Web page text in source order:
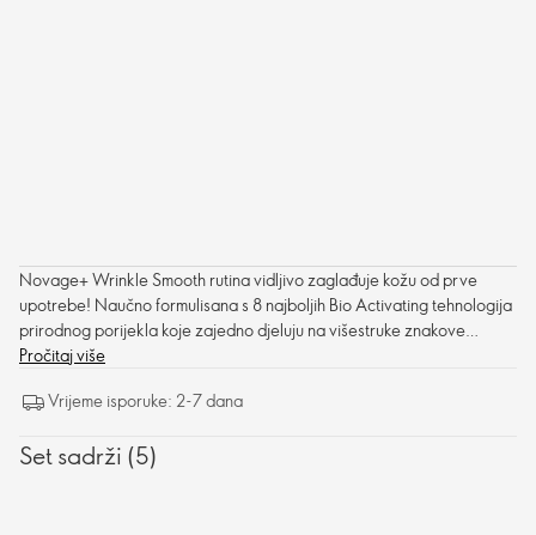
Novage+ Wrinkle Smooth rutina vidljivo zaglađuje kožu od prve
upotrebe! Naučno formulisana s 8 najboljih Bio Activating tehnologija
prirodnog porijekla koje zajedno djeluju na višestruke znakove
starenja, značajno umanjujući duboke bore, omekšavajući izgled finih
kožu podmlađenog izgleda.
Pročitaj više
Vrijeme isporuke: 2-7 dana
Set sadrži (5)